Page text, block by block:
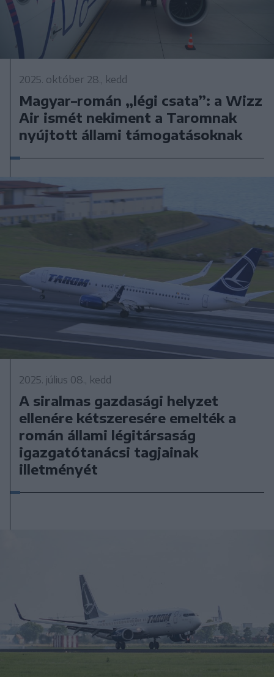
2025. október 28., kedd
Magyar–román „légi csata”: a Wizz
Air ismét nekiment a Taromnak
nyújtott állami támogatásoknak
2025. július 08., kedd
A siralmas gazdasági helyzet
ellenére kétszeresére emelték a
román állami légitársaság
igazgatótanácsi tagjainak
illetményét